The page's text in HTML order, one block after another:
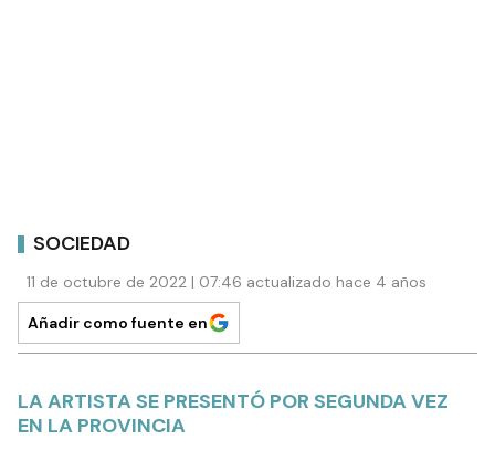
SOCIEDAD
11 de octubre de 2022 | 07:46 actualizado hace 4 años
Añadir como fuente en
LA ARTISTA SE PRESENTÓ POR SEGUNDA VEZ
EN LA PROVINCIA